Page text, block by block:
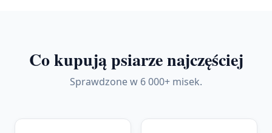
Co kupują psiarze najczęściej
Sprawdzone w 6 000+ misek.